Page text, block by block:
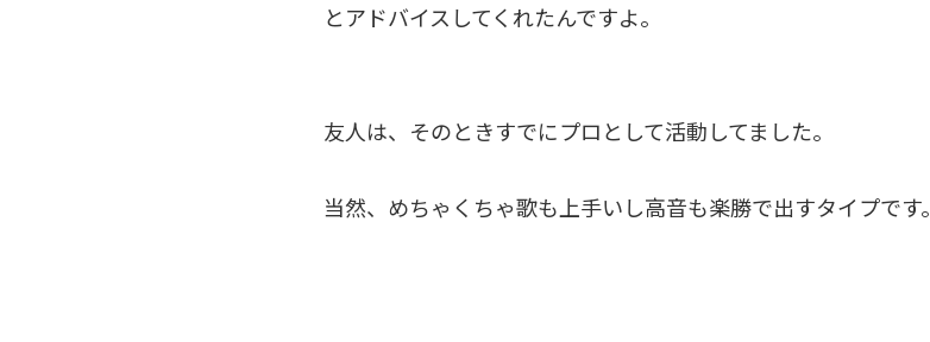
とアドバイスしてくれたんですよ。
友人は、そのときすでにプロとして活動してました。
当然、めちゃくちゃ歌も上手いし高音も楽勝で出すタイプです。